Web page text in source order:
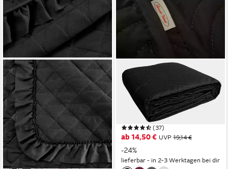
EUROFIRANY
Tagesdecke VANESA & LIBI,
Stepppdecke mit Rüschen
Bettüberwurf gesteppte
Decke
(30)
ab 29,99 € 39,99 €
-25%
lieferbar - in 3-4 Werktagen bei dir
LEONADO VICENTI
Tagesdecke mit Steppung
140x210 oder 240x220,
Bettüberwurf in
verschiedenen Farben,
Einfarbig (37)
ab 14,50 € UVP 19,14 €
-24%
lieferbar - in 2-3 Werktagen bei dir